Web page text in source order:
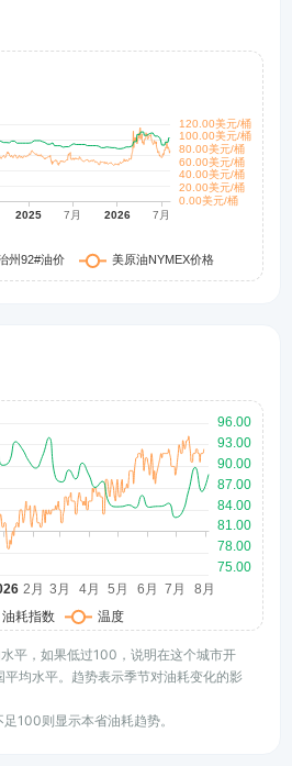
平，如果低过100，说明在这个城市开
均水平。趋势表示季节对油耗变化的影
100则显示本省油耗趋势。